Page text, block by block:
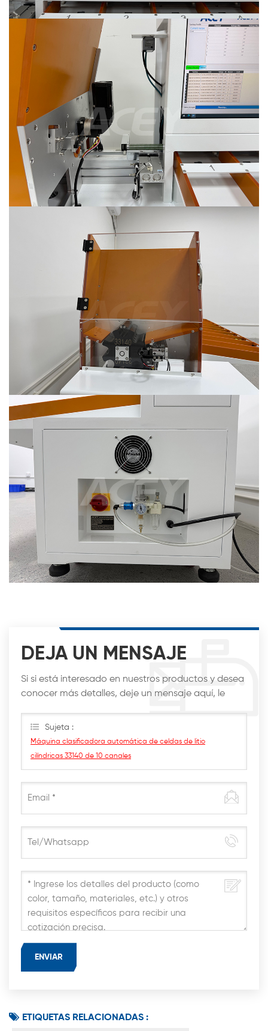
DEJA UN MENSAJE
Si si está interesado en nuestros productos y desea
conocer más detalles, deje un mensaje aquí, le
Sujeta :
Máquina clasificadora automática de celdas de litio
cilíndricas 33140 de 10 canales
ETIQUETAS RELACIONADAS :